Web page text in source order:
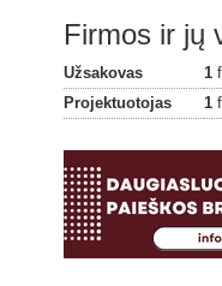
Firmos ir jų
Užsakovas 1
Projektuotojas
1